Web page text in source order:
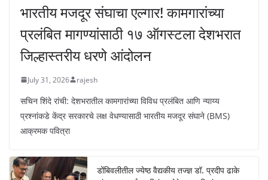
भारतीय मजदूर संघाचा एल्गार! कामगारांच्या
प्रलंबित मागण्यांसाठी १७ ऑगस्टला देशभरात
जिल्हास्तरीय धरणे आंदोलन
July 31, 2026 rajesh
सचिन शिंदे रांची: देशभरातील कामगारांच्या विविध प्रलंबित आणि न्याय्य
प्रश्नांकडे केंद्र सरकारचे लक्ष वेधण्यासाठी भारतीय मजदूर संघाने (BMS)
आक्रमक पवित्रा
डोंबिवलीतील ज्येष्ठ वैद्यकीय तज्ज्ञ डॉ. प्रदीप ढाके